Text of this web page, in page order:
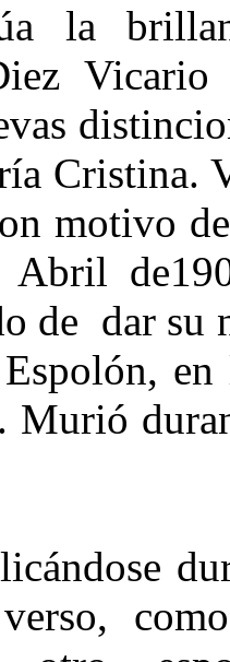
brillante
Cristina.
motivo
Abril
de dar su
Murió